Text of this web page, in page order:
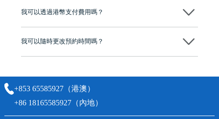
我可以透過港幣支付費用嗎？
我可以隨時更改預約時間嗎？
可以，請盡早通過wechat或whatsapp聯絡我們，告知我們你原本預約的
+853 65585927（港澳）
+86 18165585927（內地）